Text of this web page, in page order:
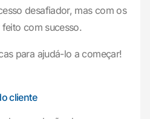
desafiador, mas com os
com sucesso.
para ajudá-lo a começar!
cliente